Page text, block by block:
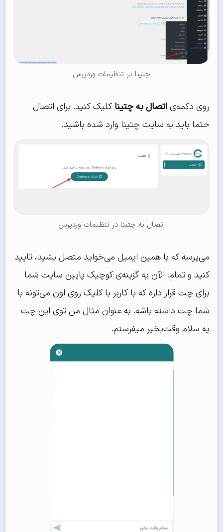
چتینا در تنظیمات وردپرس
روی دکمه‌یاتصال به چتینا کلیک کنید. برای اتصال
حتما باید به سایت چتینا وارد شده باشید.
اتصال به چتینا در تنظیمات وردپرس
می‌پرسه که با همین ایمیل می‌خواید متصل بشید، تایید
کنید و تمام. الآن یه گزینه‌ی کوچیک پایین سایت شما
برای چت قرار داره که با کاربر با کلیک روی اون می‌تونه با
شما چت داشته باشه. به عنوان مثال من توی این چت
یه سلام وقت‌بخیر میفرستم.